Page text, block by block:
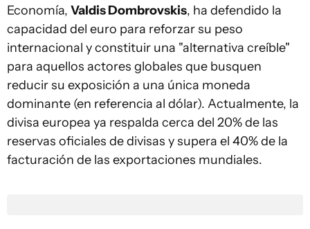
Economía, Valdis Dombrovskis, ha defendido la
capacidad del euro para reforzar su peso
internacional y constituir una "alternativa creíble"
para aquellos actores globales que busquen
reducir su exposición a una única moneda
dominante (en referencia al dólar). Actualmente, la
divisa europea ya respalda cerca del 20% de las
reservas oficiales de divisas y supera el 40% de la
facturación de las exportaciones mundiales.